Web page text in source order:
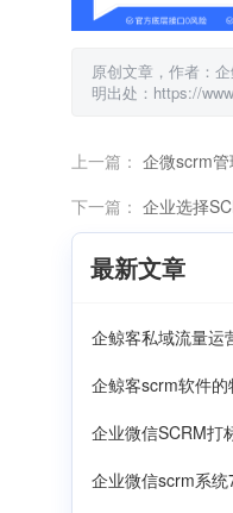
原创文章，作者：
明出处：https://
上一篇： 企微scrm
下一篇： 企业选择
最新文章
企鲸客私域流量运
企鲸客scrm软件的
企业微信SCRM打
企业微信scrm系